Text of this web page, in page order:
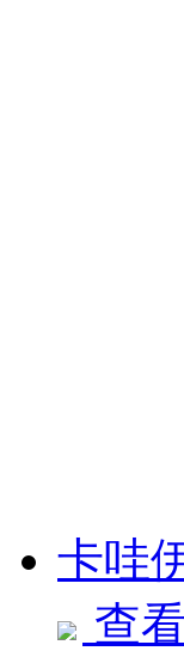
卡哇
查